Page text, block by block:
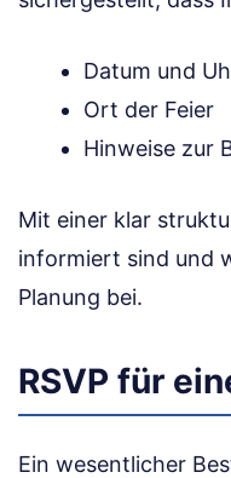
Datum und
Ort der Feier
Hinweise zur
Mit einer klar
informiert sind und
Planung bei.
RSVP für
Ein wesentlicher